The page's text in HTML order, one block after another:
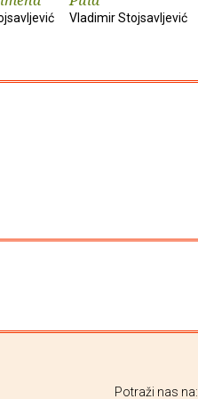
Vladimir Stojsavljević
Potraži nas na: